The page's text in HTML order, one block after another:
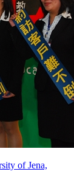
of Jena,